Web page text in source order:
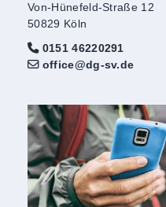
Von-Hünefeld-Straße 12
50829 Köln
0151 46220291
office@dg-sv.de